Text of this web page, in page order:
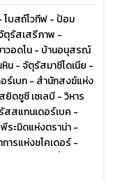
โบสถ์โวทีฟ - ป้อม
ตุรัสเสรีภาพ -
าวอดโน - บ้านอนุสรณ์
หิน - จัตุรัสมาซีโดเนีย -
ร์เบก - สำนักสงฆ์แห่ง
ดซูซี เซเลบี - วิหาร
สสแกนเดอร์เบค -
ะมิดแห่งตราน่า -
ารแห่งชโคเดอร์ -
หารแห่งการฟื้นฟู